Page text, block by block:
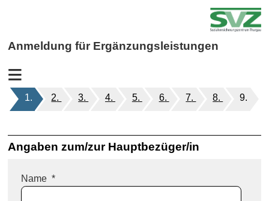
Anmeldung für Ergänzungsleistungen
Angaben zum/zur Hauptbezüger/in
Name *